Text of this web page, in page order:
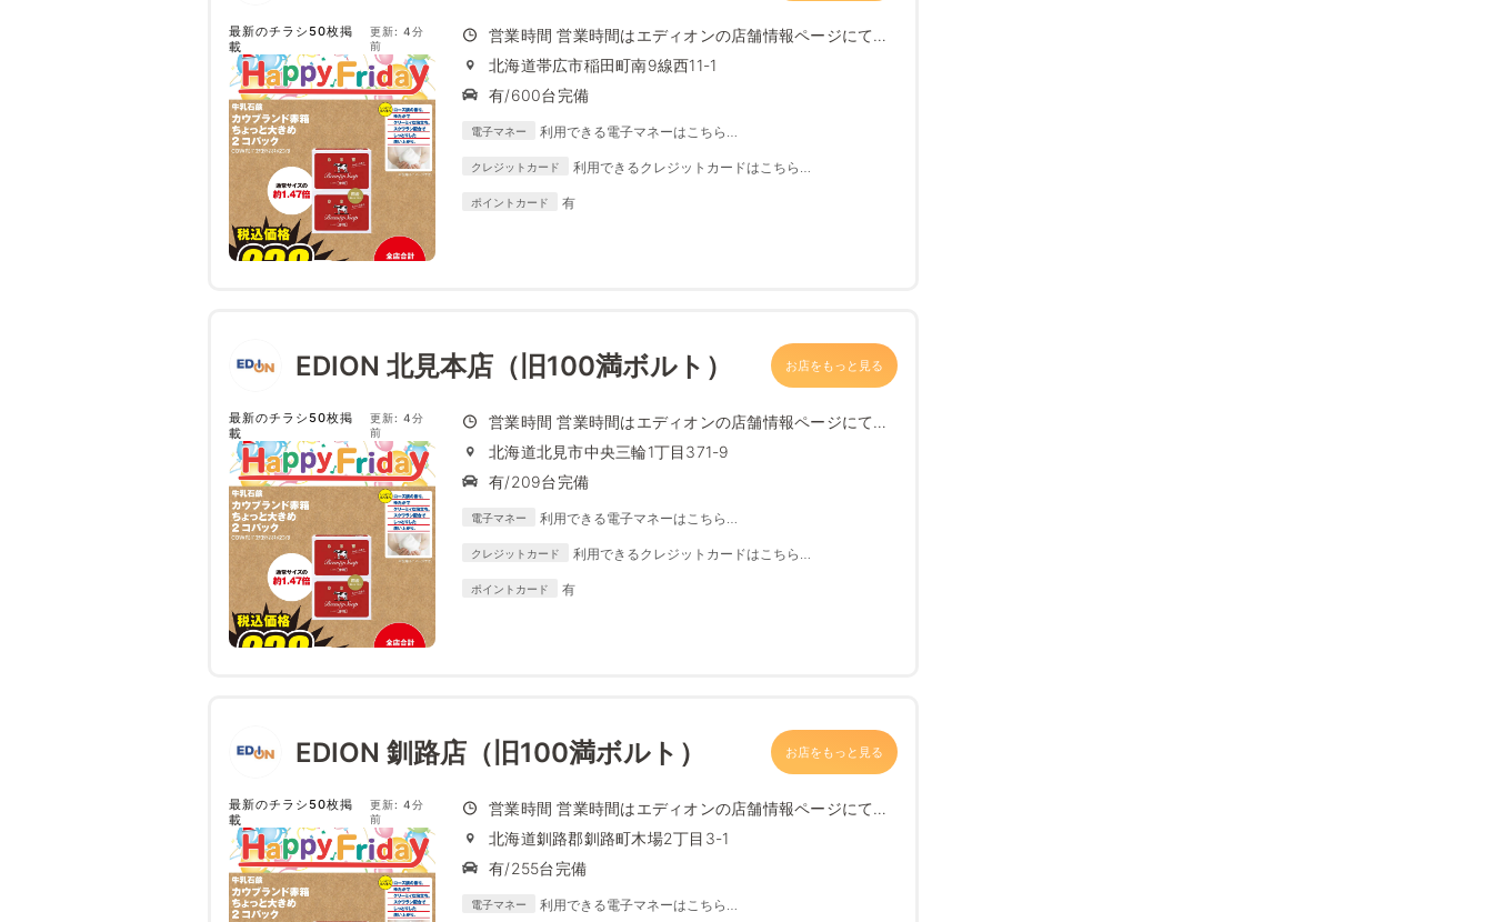
最新のチラシ50枚掲
載
更新: 4分
前
営業時間 営業時間はエディオンの店舗情報ページにて最
新情報をご確...
北海道帯広市稲田町南9線西11-1
有/600台完備
電子マネー
利用できる電子マネーはこちら
/content05/index.html
クレジットカード
利用できるクレジットカードはこちら
ポイントカード 有
EDION 北見本店（旧100満ボルト） お店をもっと見る
最新のチラシ50枚掲
載
更新: 4分
前
営業時間 営業時間はエディオンの店舗情報ページにて最
新情報をご確...
北海道北見市中央三輪1丁目371-9
有/209台完備
電子マネー
利用できる電子マネーはこちら
/content05/index.html
クレジットカード
利用できるクレジットカードはこちら
ポイントカード 有
EDION 釧路店（旧100満ボルト） お店をもっと見る
最新のチラシ50枚掲
載
更新: 4分
前
営業時間 営業時間はエディオンの店舗情報ページにて最
新情報をご確...
北海道釧路郡釧路町木場2丁目3-1
有/255台完備
電子マネー
利用できる電子マネーはこちら